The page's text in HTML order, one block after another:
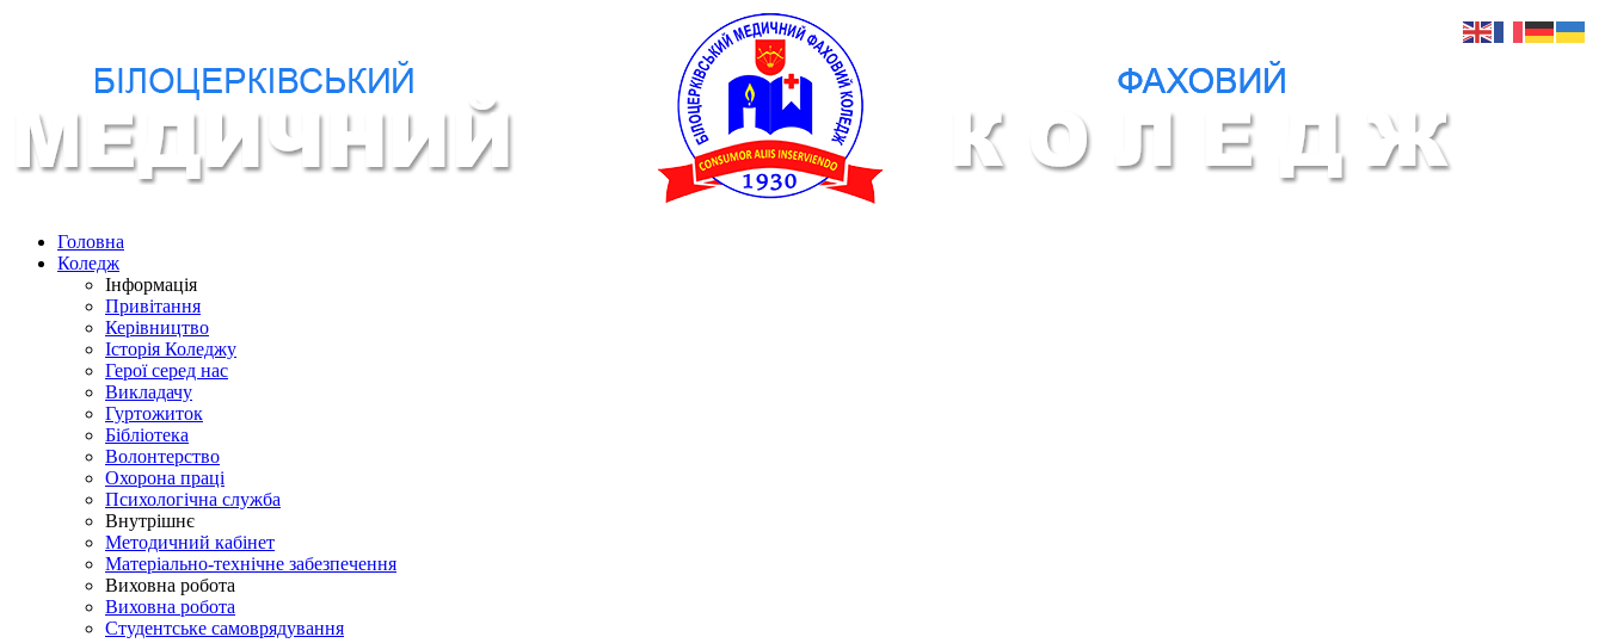
Головна
Коледж
Інформація
Привітання
Керівництво
Історія Коледжу
Герої серед нас
Викладачу
Гуртожиток
Бібліотека
Волонтерство
Охорона праці
Психологічна служба
Внутрішнє
Методичний кабінет
Матеріально-технічне забезпечення
Виховна робота
Виховна робота
Студентське самоврядування